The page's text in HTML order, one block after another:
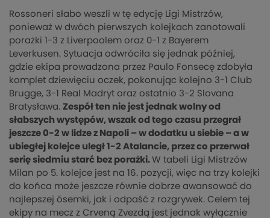
Rossoneri słabo weszli w tę edycję Ligi Mistrzów,
ponieważ w dwóch pierwszych kolejkach zanotowali
porażki 1-3 z Liverpoolem oraz 0-1 z Bayerem
Leverkusen. Sytuacja odwróciła się jednak później,
gdzie ekipa prowadzona przez Paulo Fonsecę zdobyła
komplet dziewięciu oczek, pokonując kolejno 3-1 Club
Brugge, 3-1 Real Madryt oraz ostatnio 3-2 Slovana
Bratysława. Zespół ten nie jest jednak wolny od
słabszych występów, wszak od tego czasu przegrał
jeszcze 0-2 w lidze z Napoli – w dodatku u siebie – a w
ubiegłej kolejce uległ 1-2 Atalancie, przez co przerwał
serię siedmiu starć bez porażki. W tabeli Ligi Mistrzów
Milan po 5. kolejce jest na 16. pozycji, więc na trzy kolejki
do końca może jeszcze równie dobrze awansować do
najlepszej ósemki, jak i odpaść z rozgrywek. Celem tej
ekipy na mecz z Crveną Zvezdą jest jednak wyłącznie